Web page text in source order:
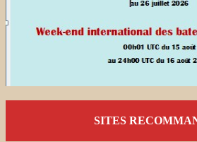
SITES